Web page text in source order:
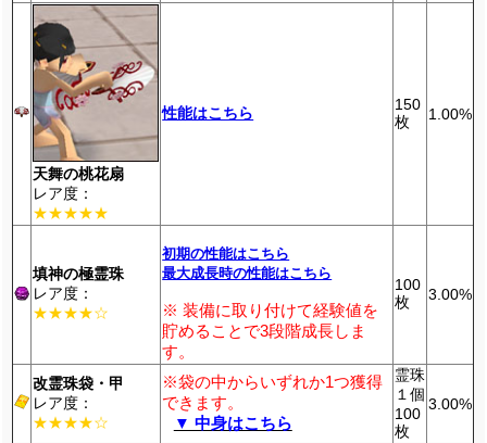
天舞の桃花扇
レア度：
★★★★★
性能はこちら
150
枚
1.00%
填神の極霊珠
レア度：
★★★★☆
初期の性能はこちら
最大成長時の性能はこちら
※ 装備に取り付けて経験値を
貯めることで3段階成長しま
す。
100
枚
3.00%
改霊珠袋・甲
レア度：
★★★★☆
※袋の中からいずれか1つ獲得
できます。
▼ 中身はこちら
霊珠
１個
100
枚
3.00%